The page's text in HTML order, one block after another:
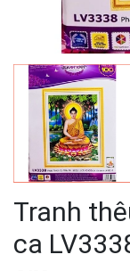
Tranh
ca